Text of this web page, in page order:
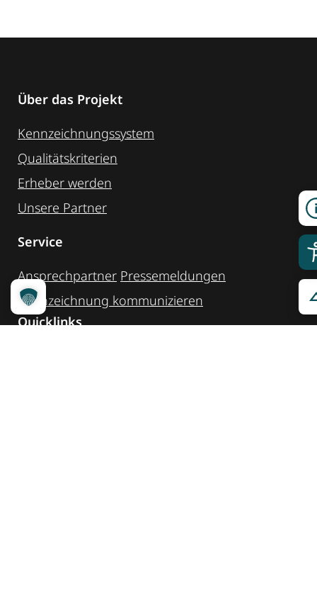
Über das Projekt
Kennzeichnungssystem
Qualitätskriterien
Erheber werden
Unsere Partner
Service
Ansprechpartner Pressemeldungen
Kennzeichnung ­kommunizieren
Quicklinks